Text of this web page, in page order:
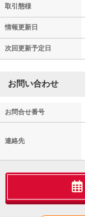
取引態様
情報更新日
次回更新予定日
お問い合わせ
お問合せ番号
連絡先